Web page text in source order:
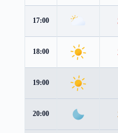
17:00
18:00
19:00
20:00